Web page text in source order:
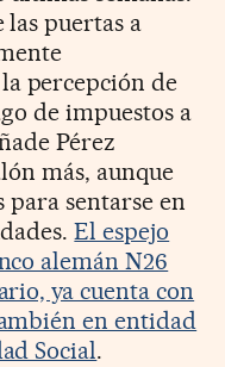
las puertas a
percepción de
de impuestos a
Pérez
más, aunque
sentarse en
El espejo
alemán N26
ya cuenta con
en entidad
Social.